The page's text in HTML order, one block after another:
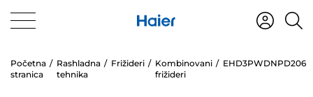
Početna
stranica
Rashladna
tehnika
Frižideri
Kombinovani
frižideri
EHD3PWDNPD206